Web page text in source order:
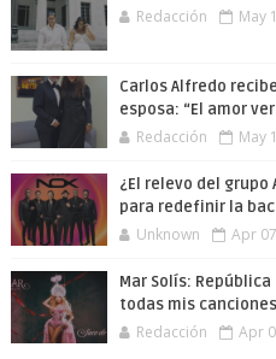
Redacción May
Carlos Alfredo
esposa: “El amor
Redacción May
¿El relevo del grupo
para redefinir la
Unknown Apr
Mar Solís:
todas mis canciones
Redacción Apr